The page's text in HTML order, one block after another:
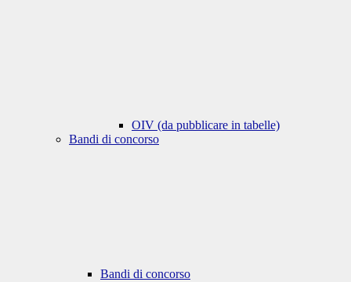
OIV (da pubblicare in tabelle)
Bandi di concorso
Bandi di concorso